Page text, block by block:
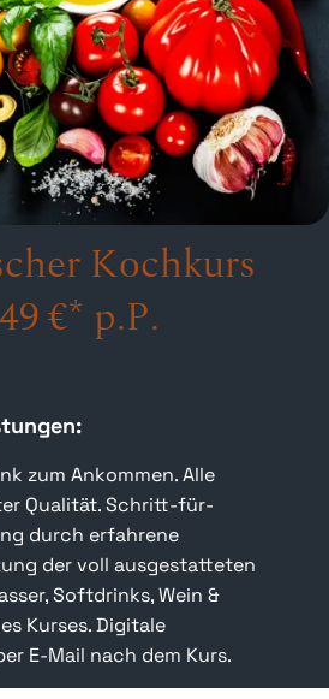
Kochkurs
€* p.P.
zum Ankommen. Alle
Qualität. Schritt-für-
durch erfahrene
der voll ausgestatteten
Softdrinks, Wein &
Kurses. Digitale
E-Mail nach dem Kurs.